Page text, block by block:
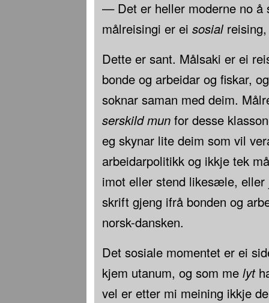
— Det er heller moderne no å
målreisingi er ei sosialreising,
Dette er sant. Målsaki er ei
bonde og arbeidar og fiskar,
soknar saman med deim.
serskild munfor desse
eg skynar lite deim som vil
arbeidarpolitikk og ikkje tek
imot eller stend likesæle, eller
skrift gjeng ifrå bonden og
norsk-dansken.
Det sosiale momentet er ei
kjem utanum, og som me lyt
vel er etter mi meining ikkje